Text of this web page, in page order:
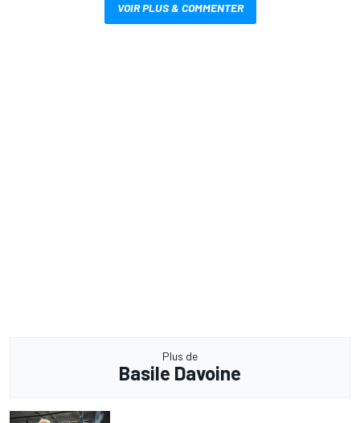
VOIR PLUS & COMMENTER
Plus de
Basile Davoine